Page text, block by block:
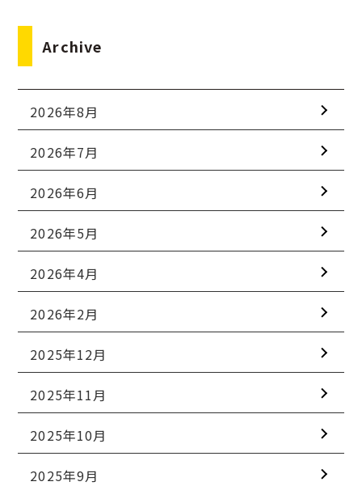
Archive
2026年8月
2026年7月
2026年6月
2026年5月
2026年4月
2026年2月
2025年12月
2025年11月
2025年10月
2025年9月